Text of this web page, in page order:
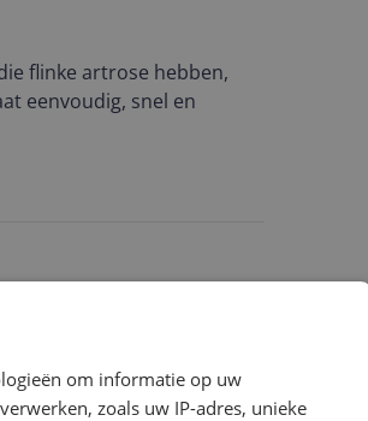
flinke artrose hebben,
eenvoudig, snel en
om informatie op uw
zoals uw IP-adres, unieke